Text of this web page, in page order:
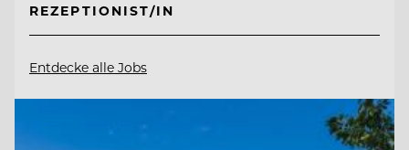
REZEPTIONIST/IN
Entdecke alle Jobs